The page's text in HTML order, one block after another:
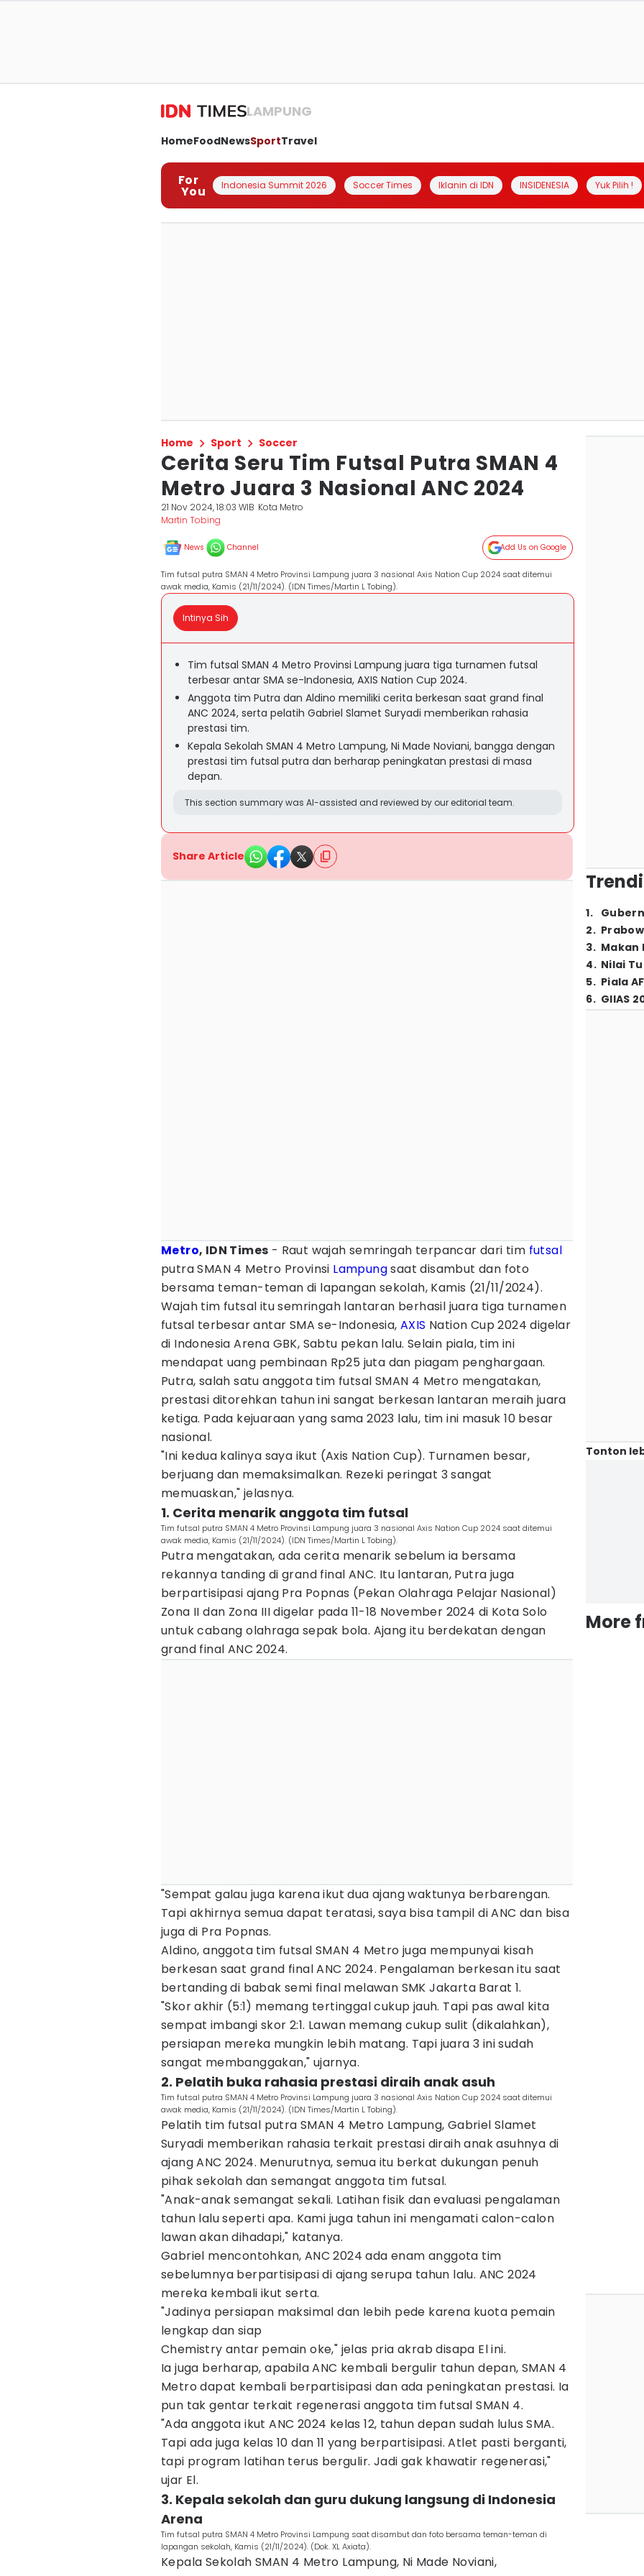
LAMPUNG
HomeFoodNewsSportTravel
For
You Indonesia Summit 2026 Soccer Times Iklanin di IDN INSIDENESIA Yuk Pilih !
Home Sport Soccer
Cerita Seru Tim Futsal Putra SMAN 4
Metro Juara 3 Nasional ANC 2024
21 Nov 2024, 18:03 WIB Kota Metro
Martin Tobing
News Channel Add Us on Google
Tim futsal putra SMAN 4 Metro Provinsi Lampung juara 3 nasional Axis Nation Cup 2024 saat ditemui
awak media, Kamis (21/11/2024). (IDN Times/Martin L Tobing).
Intinya Sih
Tim futsal SMAN 4 Metro Provinsi Lampung juara tiga turnamen futsal
terbesar antar SMA se-Indonesia, AXIS Nation Cup 2024.
Anggota tim Putra dan Aldino memiliki cerita berkesan saat grand final
ANC 2024, serta pelatih Gabriel Slamet Suryadi memberikan rahasia
prestasi tim.
Kepala Sekolah SMAN 4 Metro Lampung, Ni Made Noviani, bangga dengan
prestasi tim futsal putra dan berharap peningkatan prestasi di masa
depan.
This section summary was AI-assisted and reviewed by our editorial team.
Share Article
Metro, IDN Times - Raut wajah semringah terpancar dari tim futsal
putra SMAN 4 Metro Provinsi Lampungsaat disambut dan foto
bersama teman-teman di lapangan sekolah, Kamis (21/11/2024).
Wajah tim futsal itu semringah lantaran berhasil juara tiga turnamen
futsal terbesar antar SMA se-Indonesia, AXIS Nation Cup 2024 digelar
di Indonesia Arena GBK, Sabtu pekan lalu. Selain piala, tim ini
mendapat uang pembinaan Rp25 juta dan piagam penghargaan.
Putra, salah satu anggota tim futsal SMAN 4 Metro mengatakan,
prestasi ditorehkan tahun ini sangat berkesan lantaran meraih juara
ketiga. Pada kejuaraan yang sama 2023 lalu, tim ini masuk 10 besar
nasional.
"Ini kedua kalinya saya ikut (Axis Nation Cup). Turnamen besar,
berjuang dan memaksimalkan. Rezeki peringat 3 sangat
memuaskan," jelasnya.
1. Cerita menarik anggota tim futsal
Tim futsal putra SMAN 4 Metro Provinsi Lampung juara 3 nasional Axis Nation Cup 2024 saat ditemui
awak media, Kamis (21/11/2024). (IDN Times/Martin L Tobing).
Putra mengatakan, ada cerita menarik sebelum ia bersama
rekannya tanding di grand final ANC. Itu lantaran, Putra juga
berpartisipasi ajang Pra Popnas (Pekan Olahraga Pelajar Nasional)
Zona II dan Zona III digelar pada 11-18 November 2024 di Kota Solo
untuk cabang olahraga sepak bola. Ajang itu berdekatan dengan
grand final ANC 2024.
"Sempat galau juga karena ikut dua ajang waktunya berbarengan.
Tapi akhirnya semua dapat teratasi, saya bisa tampil di ANC dan bisa
juga di Pra Popnas.
Aldino, anggota tim futsal SMAN 4 Metro juga mempunyai kisah
berkesan saat grand final ANC 2024. Pengalaman berkesan itu saat
bertanding di babak semi final melawan SMK Jakarta Barat 1.
"Skor akhir (5:1) memang tertinggal cukup jauh. Tapi pas awal kita
sempat imbangi skor 2:1. Lawan memang cukup sulit (dikalahkan),
persiapan mereka mungkin lebih matang. Tapi juara 3 ini sudah
sangat membanggakan," ujarnya.
2. Pelatih buka rahasia prestasi diraih anak asuh
Tim futsal putra SMAN 4 Metro Provinsi Lampung juara 3 nasional Axis Nation Cup 2024 saat ditemui
awak media, Kamis (21/11/2024). (IDN Times/Martin L Tobing).
Pelatih tim futsal putra SMAN 4 Metro Lampung, Gabriel Slamet
Suryadi memberikan rahasia terkait prestasi diraih anak asuhnya di
ajang ANC 2024. Menurutnya, semua itu berkat dukungan penuh
pihak sekolah dan semangat anggota tim futsal.
"Anak-anak semangat sekali. Latihan fisik dan evaluasi pengalaman
tahun lalu seperti apa. Kami juga tahun ini mengamati calon-calon
lawan akan dihadapi," katanya.
Gabriel mencontohkan, ANC 2024 ada enam anggota tim
sebelumnya berpartisipasi di ajang serupa tahun lalu. ANC 2024
mereka kembali ikut serta.
"Jadinya persiapan maksimal dan lebih pede karena kuota pemain
lengkap dan siap
Chemistry antar pemain oke," jelas pria akrab disapa El ini.
Ia juga berharap, apabila ANC kembali bergulir tahun depan, SMAN 4
Metro dapat kembali berpartisipasi dan ada peningkatan prestasi. Ia
pun tak gentar terkait regenerasi anggota tim futsal SMAN 4.
"Ada anggota ikut ANC 2024 kelas 12, tahun depan sudah lulus SMA.
Tapi ada juga kelas 10 dan 11 yang berpartisipasi. Atlet pasti berganti,
tapi program latihan terus bergulir. Jadi gak khawatir regenerasi,"
ujar El.
3. Kepala sekolah dan guru dukung langsung di Indonesia
Arena
Tim futsal putra SMAN 4 Metro Provinsi Lampung saat disambut dan foto bersama teman-teman di
lapangan sekolah, Kamis (21/11/2024). (Dok. XL Axiata).
Kepala Sekolah SMAN 4 Metro Lampung, Ni Made Noviani,
1.
2.
3. Makan
4. Nilai
5. Piala
6. GIIAS
Tonton
More